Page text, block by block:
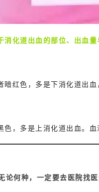
消化道出血的部位、出血量
暗红色，多是下消化道出血
色，多是上消化道出血。血
论何种，一定要去医院找